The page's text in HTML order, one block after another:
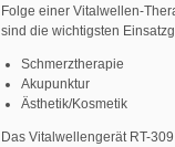
Folge einer Vitalwellen-
sind die wichtigsten
Schmerztherapie
Akupunktur
Ästhetik/Kosmetik
Das Vitalwellengerät RT-309